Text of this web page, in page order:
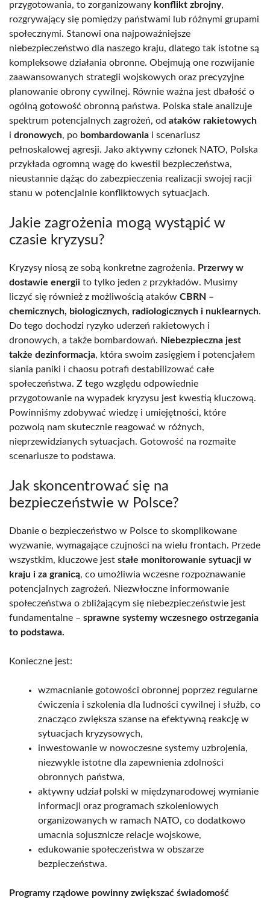
przygotowania, to zorganizowany konflikt zbrojny,
rozgrywający się pomiędzy państwami lub różnymi grupami
społecznymi. Stanowi ona najpoważniejsze
niebezpieczeństwo dla naszego kraju, dlatego tak istotne są
kompleksowe działania obronne. Obejmują one rozwijanie
zaawansowanych strategii wojskowych oraz precyzyjne
planowanie obrony cywilnej. Równie ważna jest dbałość o
ogólną gotowość obronną państwa. Polska stale analizuje
spektrum potencjalnych zagrożeń, od ataków rakietowych
i dronowych, po bombardowania i scenariusz
pełnoskalowej agresji. Jako aktywny członek NATO, Polska
przykłada ogromną wagę do kwestii bezpieczeństwa,
nieustannie dążąc do zabezpieczenia realizacji swojej racji
stanu w potencjalnie konfliktowych sytuacjach.
Jakie zagrożenia mogą wystąpić w
czasie kryzysu?
Kryzysy niosą ze sobą konkretne zagrożenia. Przerwy w
dostawie energii to tylko jeden z przykładów. Musimy
liczyć się również z możliwością ataków CBRN –
chemicznych, biologicznych, radiologicznych i nuklearnych.
Do tego dochodzi ryzyko uderzeń rakietowych i
dronowych, a także bombardowań. Niebezpieczna jest
także dezinformacja, która swoim zasięgiem i potencjałem
siania paniki i chaosu potrafi destabilizować całe
społeczeństwa. Z tego względu odpowiednie
przygotowanie na wypadek kryzysu jest kwestią kluczową.
Powinniśmy zdobywać wiedzę i umiejętności, które
pozwolą nam skutecznie reagować w różnych,
nieprzewidzianych sytuacjach. Gotowość na rozmaite
scenariusze to podstawa.
Jak skoncentrować się na
bezpieczeństwie w Polsce?
Dbanie o bezpieczeństwo w Polsce to skomplikowane
wyzwanie, wymagające czujności na wielu frontach. Przede
wszystkim, kluczowe jest stałe monitorowanie sytuacji w
kraju i za granicą, co umożliwia wczesne rozpoznawanie
potencjalnych zagrożeń. Niezwłoczne informowanie
społeczeństwa o zbliżającym się niebezpieczeństwie jest
fundamentalne – sprawne systemy wczesnego ostrzegania
to podstawa.
Konieczne jest:
wzmacnianie gotowości obronnej poprzez regularne
ćwiczenia i szkolenia dla ludności cywilnej i służb, co
znacząco zwiększa szanse na efektywną reakcję w
sytuacjach kryzysowych,
inwestowanie w nowoczesne systemy uzbrojenia,
niezwykle istotne dla zapewnienia zdolności
obronnych państwa,
aktywny udział polski w międzynarodowej wymianie
informacji oraz programach szkoleniowych
organizowanych w ramach NATO, co dodatkowo
umacnia sojusznicze relacje wojskowe,
edukowanie społeczeństwa w obszarze
bezpieczeństwa.
Programy rządowe powinny zwiększać świadomość